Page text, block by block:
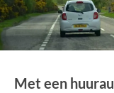
Met een